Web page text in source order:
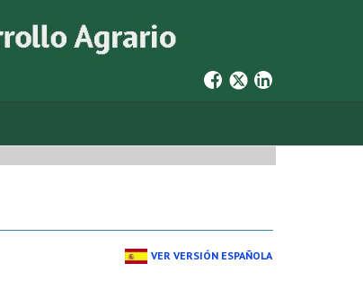
VER VERSIÓN ESPAÑOLA